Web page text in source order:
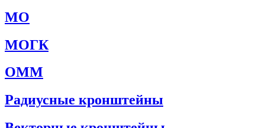
МО
МОГК
ОММ
Радиусные кронштейны